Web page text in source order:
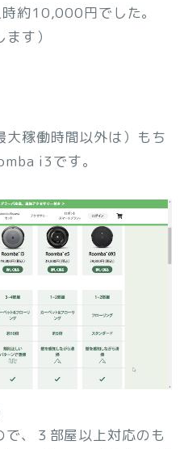
約10,000円でした。
す）
大稼働時間以外は）もち
i3です。
、３部屋以上対応のも